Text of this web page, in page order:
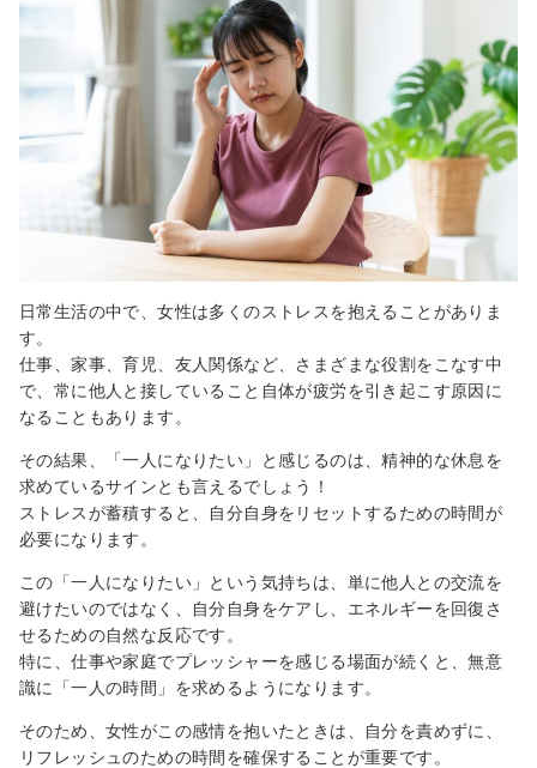
日常生活の中で、女性は多くのストレスを抱えることがありま
す。
仕事、家事、育児、友人関係など、さまざまな役割をこなす中
で、常に他人と接していること自体が疲労を引き起こす原因に
なることもあります。
その結果、「一人になりたい」と感じるのは、精神的な休息を
求めているサインとも言えるでしょう！
ストレスが蓄積すると、自分自身をリセットするための時間が
必要になります。
この「一人になりたい」という気持ちは、単に他人との交流を
避けたいのではなく、自分自身をケアし、エネルギーを回復さ
せるための自然な反応です。
特に、仕事や家庭でプレッシャーを感じる場面が続くと、無意
識に「一人の時間」を求めるようになります。
そのため、女性がこの感情を抱いたときは、自分を責めずに、
リフレッシュのための時間を確保することが重要です。